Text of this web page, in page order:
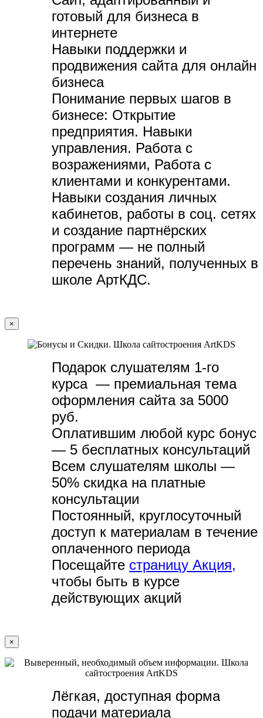
готовый для бизнеса в
интернете
Навыки поддержки и
продвижения сайта для онлайн
бизнеса
Понимание первых шагов в
бизнесе: Открытие
предприятия. Навыки
управления. Работа с
возражениями, Работа с
клиентами и конкурентами.
Навыки создания личных
кабинетов, работы в соц. сетях
и создание партнёрских
программ — не полный
перечень знаний, полученных в
школе АртКДС.
×
Подарок слушателям 1-го
курса — премиальная тема
оформления сайта за 5000
руб.
Оплатившим любой курс бонус
— 5 бесплатных консультаций
Всем слушателям школы —
50% скидка на платные
консультации
Постоянный, круглосуточный
доступ к материалам в течение
оплаченного периода
Посещайте страницу Акция,
чтобы быть в курсе
действующих акций
×
Лёгкая, доступная форма
подачи материала